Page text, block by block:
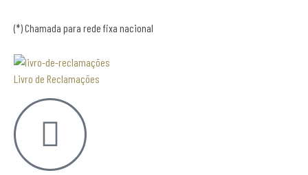
(*) Chamada para rede fixa nacional
Livro de Reclamações